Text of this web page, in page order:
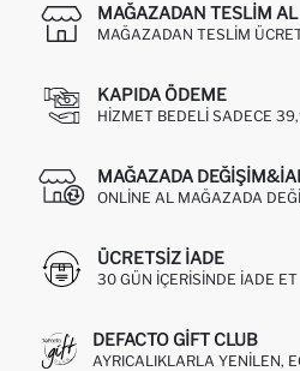
MAĞAZADAN TESLIM AL
MAĞAZADAN TESLIM
KAPIDA ÖDEME
HIZMET BEDELI SADECE
MAĞAZADA
ONLINE AL MAĞAZADA
ÜCRETSIZ IADE
30 GÜN IÇERISINDE IADE ET
DEFACTO GIFT CLUB
AYRICALIKLARLA YENILEN,